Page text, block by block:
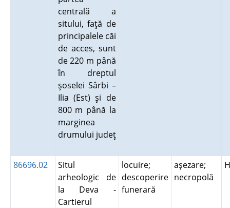
centrală a
sitului, faţă de
principalele căi
de acces, sunt
de 220 m până
în dreptul
şoselei Sârbi –
Ilia (Est) şi de
800 m până la
marginea
drumului judeţ
86696.02
Situl
arheologic de
la Deva -
Cartierul
locuire;
descoperire
funerară
aşezare;
necropolă